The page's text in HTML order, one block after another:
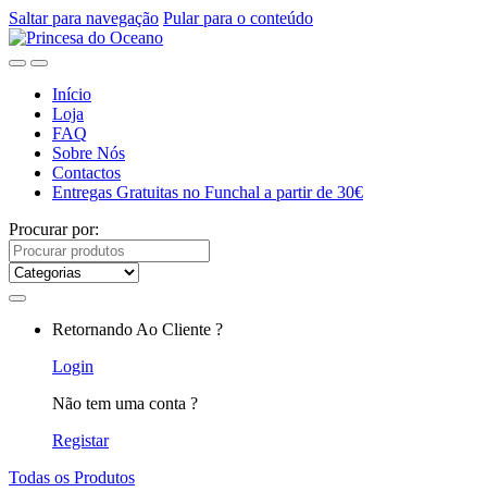
Saltar para navegação Pular para o conteúdo
Início
Loja
FAQ
Sobre Nós
Contactos
Entregas Gratuitas no Funchal a partir de 30€
Procurar por:
Retornando Ao Cliente ?
Login
Não tem uma conta ?
Registar
Todas os Produtos